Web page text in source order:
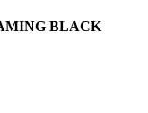
BLACK